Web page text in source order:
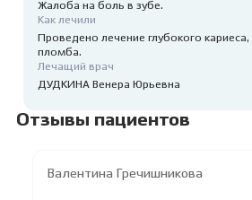
Жалоба на боль в зубе.
Как лечили
Проведено лечение глубокого кариеса,
пломба.
Лечащий врач
ДУДКИНА Венера Юрьевна
Отзывы пациентов
Валентина Гречишникова